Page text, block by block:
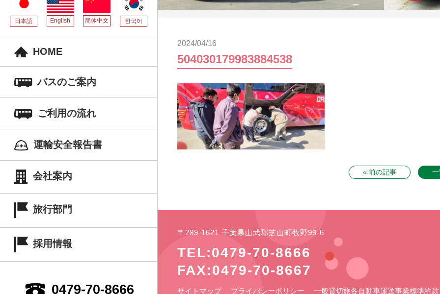
日本語 English 簡体中文 한국어
HOME
バスのご案内
ご利用の流れ
運輸安全報告書
会社案内
旅行部門
採用情報
0479-70-8666
2024/04/16
504030179983884538
« 前の記事
〒289-1621 千葉県山武郡芝山町牧野99-6
TEL:0479-70-8666
FAX:0479-70-8667
サイトマップ プライバシーポリシー 一般貸切旅各自動車運送事業標準約款